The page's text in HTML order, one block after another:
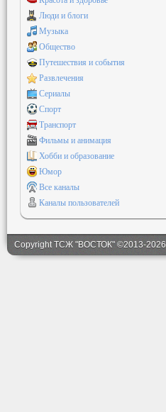
Люди и блоги
Музыка
Общество
Путешествия и события
Развлечения
Сериалы
Спорт
Транспорт
Фильмы и анимация
Хобби и образование
Юмор
Все каналы
Каналы пользователей
Copyright ТСЖ "ВОСТОК" ©2013-2026